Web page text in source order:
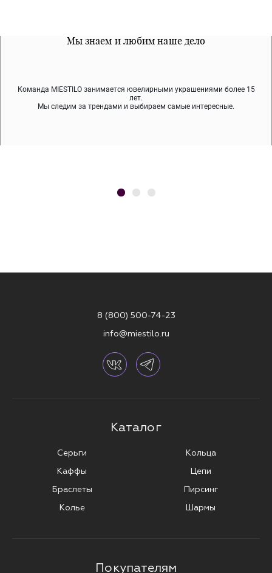
Мы знаем и любим наше дело
Команда MIESTILO занимается ювелирными украшениями более 15
лет.
Мы следим за трендами и выбираем самые интересные.
Все наши материалы гипоалергенны
Мы используем покрытие (родий, ювелирный сплав), которое не
содержит никеля и свинца — это исключает аллергию.
Примерка перед покупкой
Во время доставки спокойно примеряйте украшения, выбирайте те,
что вам нравятся, остальные заберёт курьер.
8 (800) 500-74-23
info@miestilo.ru
Каталог
Серьги
Каффы
Браслеты
Колье
Кольца
Цепи
Пирсинг
Шармы
Покупателям